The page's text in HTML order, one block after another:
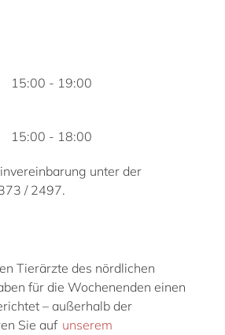
15:00 - 19:00
15:00 - 18:00
unter der
/ 2497.
Tierärzte des nördlichen
für die Wochenenden einen
– außerhalb der
Sie auf unserem